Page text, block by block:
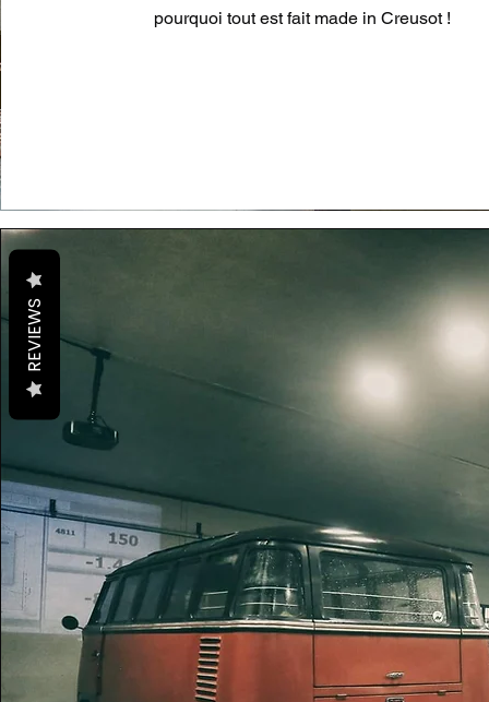
pourquoi tout est fait made in Creusot !
REVIEWS